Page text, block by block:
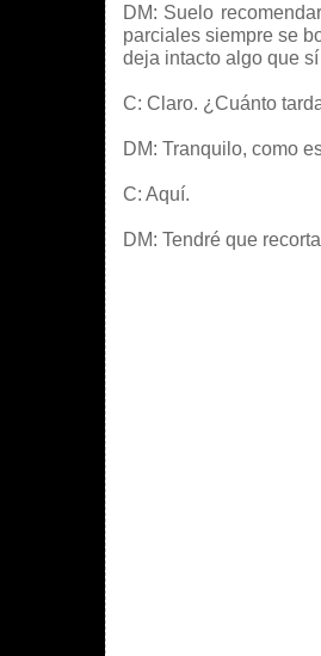
DM: Suelo
parciales siempre se
deja intacto algo que
C: Claro. ¿Cuánto
DM: Tranquilo, como
C: Aquí.
DM: Tendré que